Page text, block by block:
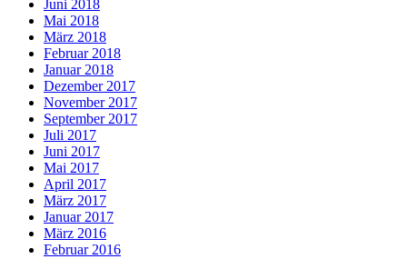
Juni 2018
Mai 2018
März 2018
Februar 2018
Januar 2018
Dezember 2017
November 2017
September 2017
Juli 2017
Juni 2017
Mai 2017
April 2017
März 2017
Januar 2017
März 2016
Februar 2016